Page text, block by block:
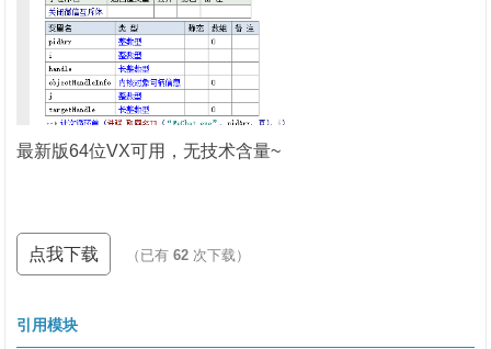
最新版64位VX可用，无技术含量~
点我下载 （已有62 次下载）
引用模块